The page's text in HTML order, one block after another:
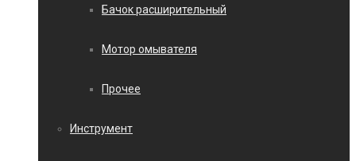
Бачок расширительный
Мотор омывателя
Прочее
Инструмент